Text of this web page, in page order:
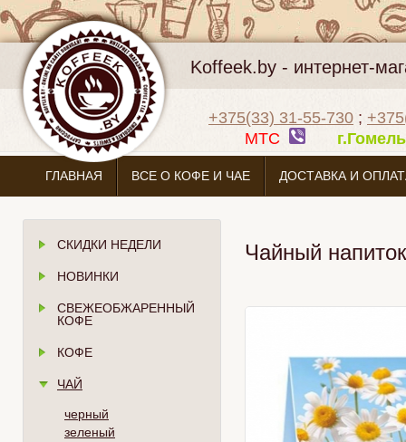
Koffeek.by - интернет-
+375(33) 31-55-730 ;
МТС
ГЛАВНАЯ ВСЕ О КОФЕ И ЧАЕ ДОСТАВКА И
СКИДКИ НЕДЕЛИ
НОВИНКИ
СВЕЖЕОБЖАРЕННЫЙ
КОФЕ
КОФЕ
ЧАЙ
черный
зеленый
Чайный